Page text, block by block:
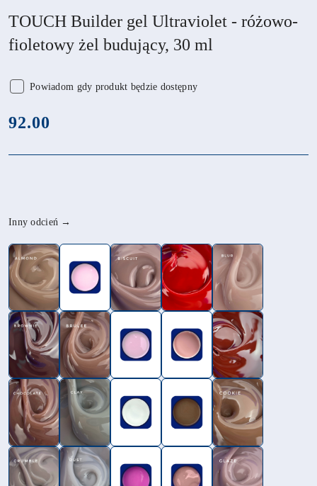
TOUCH Builder gel Ultraviolet - różowo-
fioletowy żel budujący, 30 ml
Powiadom gdy produkt będzie dostępny
cena:
92.00
Wariant
Inny odcień →